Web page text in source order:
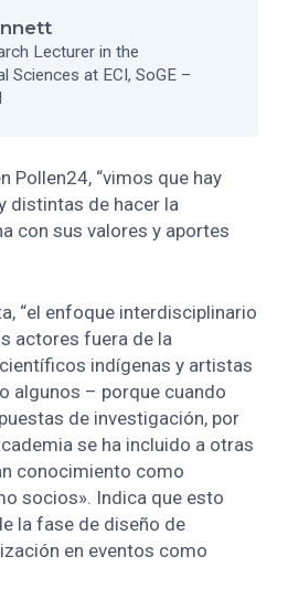
Lecturer in the
Sciences at ECI, SoGE –
Pollen24, “vimos que hay
distintas de hacer la
con sus valores y aportes
“el enfoque interdisciplinario
actores fuera de la
indígenas y artistas
algunos – porque cuando
de investigación, por
se ha incluido a otras
conocimiento como
socios». Indica que esto
la fase de diseño de
en eventos como